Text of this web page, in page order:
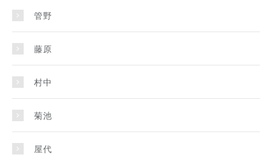
管野
藤原
村中
菊池
屋代